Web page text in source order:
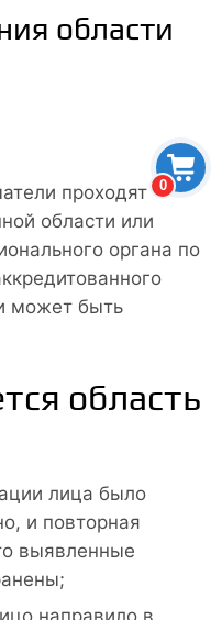
0
области
проходят
области или
органа по
может быть
область
лица было
и повторная
выявленные
направило в